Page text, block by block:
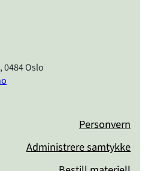
0484 Oslo
Personvern
Administrere samtykke